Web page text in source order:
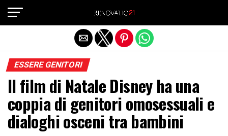
ESSERE GENITORI
Il film di Natale Disney ha una
coppia di genitori omosessuali e
dialoghi osceni tra bambini
Exit mobile version